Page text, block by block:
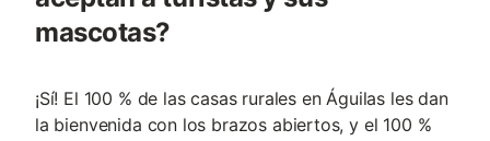
mascotas?
¡Sí! El 100 % de las casas rurales en Águilas les dan
la bienvenida con los brazos abiertos, y el 100 %